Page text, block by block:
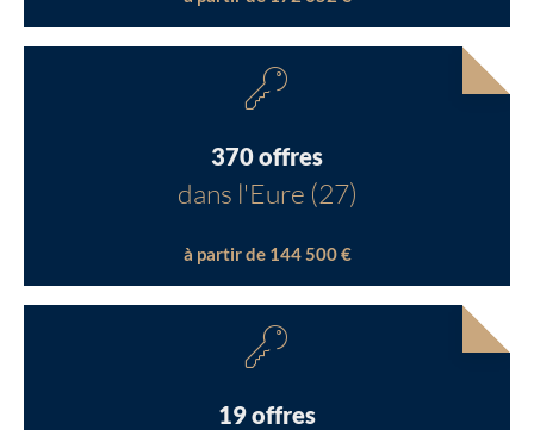
370 offres
dans l'Eure (27)
à partir de 144 500 €
19 offres